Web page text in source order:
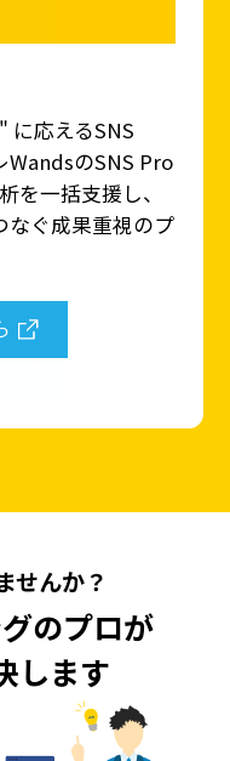
に応えるSNS
WandsのSNS Pro
を一括支援し、
なぐ成果重視のプ
せんか？
のプロが
します